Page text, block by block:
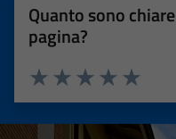
Quanto sono
pagina?
Valuta 5
Valuta 4
Valuta 3 stelle
Valuta 2 stelle su 5
Valuta 1 stelle su 5